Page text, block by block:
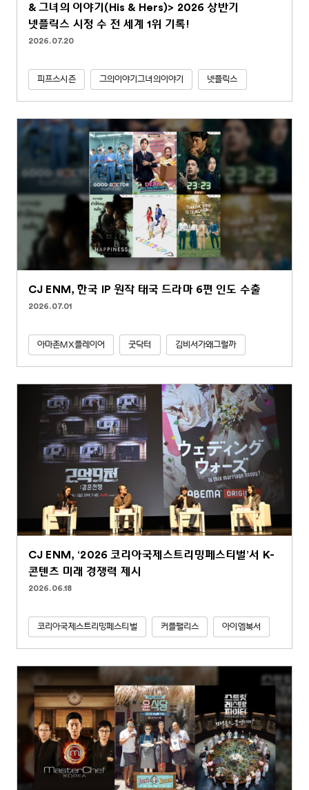
& 그녀의 이야기(His & Hers)> 2026 상반기
넷플릭스 시청 수 전 세계 1위 기록!
2026.07.20
피프스시즌 그의이야기그녀의이야기 넷플릭스
CJ ENM, 한국 IP 원작 태국 드라마 6편 인도 수출
2026.07.01
아마존MX플레이어 굿닥터 김비서가왜그럴까
CJ ENM, ‘2026 코리아국제스트리밍페스티벌’서 K-
콘텐츠 미래 경쟁력 제시
2026.06.18
코리아국제스트리밍페스티벌 커플팰리스 아이엠복서